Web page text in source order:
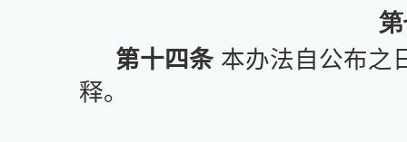
第十四条 本办法自公布之
释。